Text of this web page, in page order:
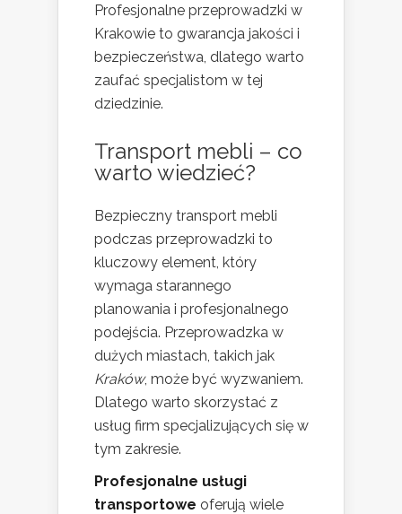
Profesjonalne przeprowadzki w
Krakowie to gwarancja jakości i
bezpieczeństwa, dlatego warto
zaufać specjalistom w tej
dziedzinie.
Transport mebli – co
warto wiedzieć?
Bezpieczny transport mebli
podczas przeprowadzki to
kluczowy element, który
wymaga starannego
planowania i profesjonalnego
podejścia. Przeprowadzka w
dużych miastach, takich jak
Kraków, może być wyzwaniem.
Dlatego warto skorzystać z
usług firm specjalizujących się w
tym zakresie.
Profesjonalne usługi
transportowe oferują wiele